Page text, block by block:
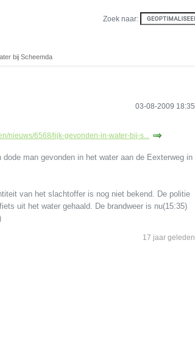
Zoek naar:
bij Scheemda
03-08-2009 18:35
nieuws/6568/lijk-gevonden-in-water-bij-s...
man gevonden in het water aan de Eexterweg in
van het slachtoffer is nog niet bekend. De politie
uit het water gehaald. De brandweer is nu(15:35)
17 jaar geleden